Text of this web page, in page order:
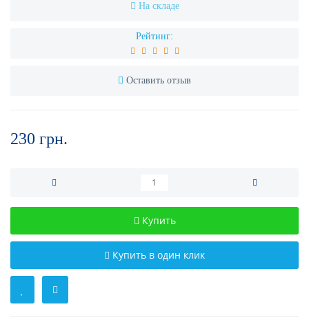
На складе
Рейтинг:
Оставить отзыв
230 грн.
Купить
Купить в один клик